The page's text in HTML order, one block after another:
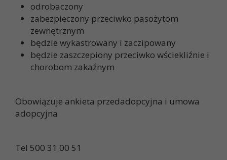
odrobaczony
zabezpieczony przeciwko pasożytom
zewnętrznym
będzie wykastrowany i zaczipowany
będzie zaszczepiony przeciwko wściekliźnie i
chorobom zakaźnym
Obowiązuje ankieta przedadopcyjna i umowa
adopcyjna
Tel 500 31 00 51